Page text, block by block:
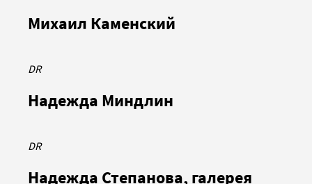
Михаил Каменский
DR
Надежда Миндлин
DR
Надежда Степанова, галерея